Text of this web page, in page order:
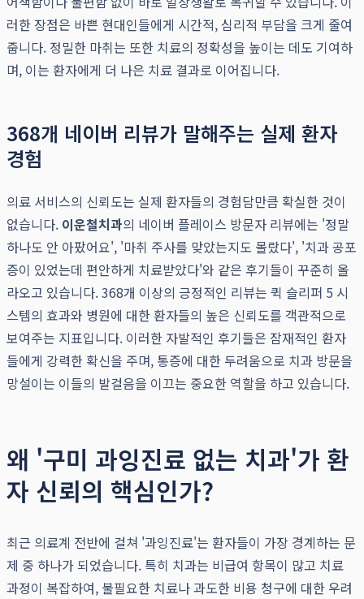
러한 장점은 바쁜 현대인들에게 시간적, 심리적 부담을 크게 줄여
줍니다. 정밀한 마취는 또한 치료의 정확성을 높이는 데도 기여하
며, 이는 환자에게 더 나은 치료 결과로 이어집니다.
368개 네이버 리뷰가 말해주는 실제 환자
경험
의료 서비스의 신뢰도는 실제 환자들의 경험담만큼 확실한 것이
없습니다. 이운철치과의 네이버 플레이스 방문자 리뷰에는 '정말
하나도 안 아팠어요', '마취 주사를 맞았는지도 몰랐다', '치과 공포
증이 있었는데 편안하게 치료받았다'와 같은 후기들이 꾸준히 올
라오고 있습니다. 368개 이상의 긍정적인 리뷰는 퀵 슬리퍼 5 시
스템의 효과와 병원에 대한 환자들의 높은 신뢰도를 객관적으로
보여주는 지표입니다. 이러한 자발적인 후기들은 잠재적인 환자
들에게 강력한 확신을 주며, 통증에 대한 두려움으로 치과 방문을
망설이는 이들의 발걸음을 이끄는 중요한 역할을 하고 있습니다.
왜 '구미 과잉진료 없는 치과'가 환
자 신뢰의 핵심인가?
최근 의료계 전반에 걸쳐 '과잉진료'는 환자들이 가장 경계하는 문
제 중 하나가 되었습니다. 특히 치과는 비급여 항목이 많고 치료
과정이 복잡하여, 불필요한 치료나 과도한 비용 청구에 대한 우려